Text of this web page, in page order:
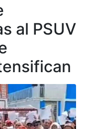
al PSUV